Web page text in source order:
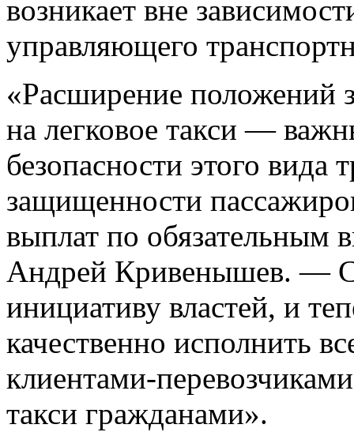
возникает вне
управляющего
«Расширение положений
на легковое такси —
безопасности этого вида
защищенности
выплат по обязательным
Андрей Кривенышев. —
инициативу властей, и
качественно исполнить
клиентами-
такси гражданами».